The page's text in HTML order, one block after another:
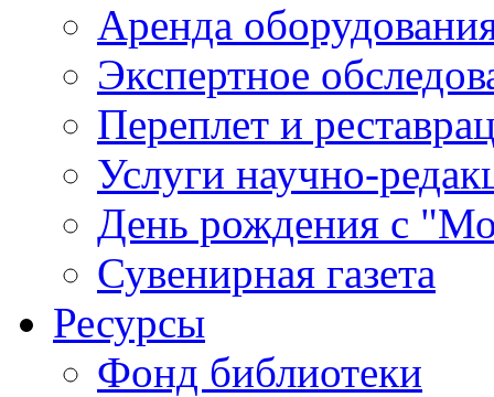
Аренда
Экспертное
Переплет и
Услуги научно-
День рождения с
Сувенирная газета
Ресурсы
Фонд библиотеки